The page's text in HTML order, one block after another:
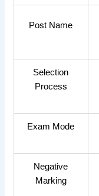
Post Name
Selection
Process
Exam Mode
Negative
Marking